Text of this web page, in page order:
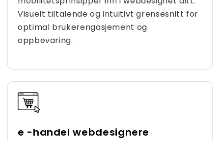
Visuelt tiltalende og intuitivt grensesnitt for
optimal brukerengasjement og
oppbevaring.
e -handel webdesignere